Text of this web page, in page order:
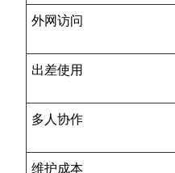
外网访问
出差使用
多人协作
维护成本